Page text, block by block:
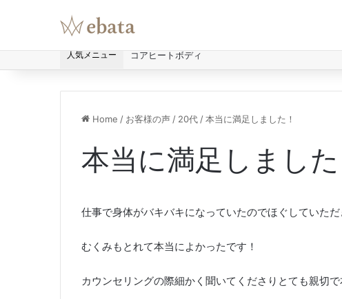
人気メニュー コアヒートボディ
Home / お客様の声 / 20代 /本当に満足しました！
本当に満足しました
仕事で身体がバキバキになっていたのでほぐしていた
むくみもとれて本当によかったです！
カウンセリングの際細かく聞いてくださりとても親切